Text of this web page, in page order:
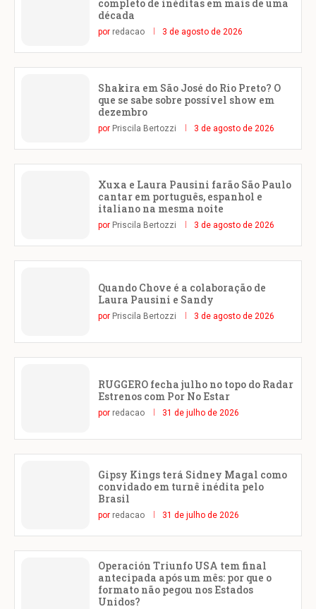
completo de inéditas em mais de uma
década
por redacao 3 de agosto de 2026
Shakira em São José do Rio Preto? O
que se sabe sobre possível show em
dezembro
por Priscila Bertozzi 3 de agosto de 2026
Xuxa e Laura Pausini farão São Paulo
cantar em português, espanhol e
italiano na mesma noite
por Priscila Bertozzi 3 de agosto de 2026
Quando Chove é a colaboração de
Laura Pausini e Sandy
por Priscila Bertozzi 3 de agosto de 2026
RUGGERO fecha julho no topo do Radar
Estrenos com Por No Estar
por redacao 31 de julho de 2026
Gipsy Kings terá Sidney Magal como
convidado em turnê inédita pelo
Brasil
por redacao 31 de julho de 2026
Operación Triunfo USA tem final
antecipada após um mês: por que o
formato não pegou nos Estados
Unidos?